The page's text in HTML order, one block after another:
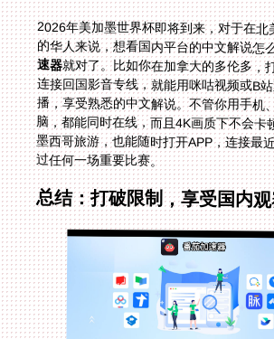
2026年美加墨世界杯即将到来，对于在北
的华人来说，想看国内平台的中文解说怎
速器就对了。比如你在加拿大的多伦多，
连接回国影音专线，就能用咪咕视频或B
播，享受熟悉的中文解说。不管你用手
脑，都能同时在线，而且4K画质下不会
墨西哥旅游，也能随时打开APP，连接最
过任何一场重要比赛。
总结：打破限制，享受国内